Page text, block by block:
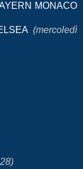
MONACO
(mercoledì